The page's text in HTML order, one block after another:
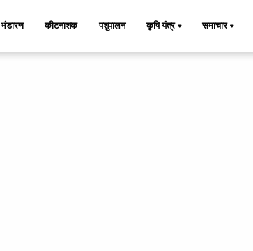
भंडारण कीटनाशक पशुपालन कृषि यंत्र समाचार